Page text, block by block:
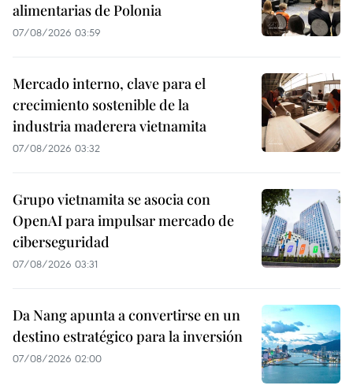
alimentarias de Polonia
07/08/2026 03:59
Mercado interno, clave para el
crecimiento sostenible de la
industria maderera vietnamita
07/08/2026 03:32
Grupo vietnamita se asocia con
OpenAI para impulsar mercado de
ciberseguridad
07/08/2026 03:31
Da Nang apunta a convertirse en un
destino estratégico para la inversión
07/08/2026 02:00